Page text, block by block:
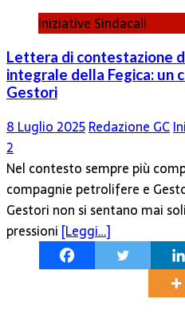
Iniziative Sindacali
Lettera di contestazione
integrale della Fegica: un
Gestori
8 Luglio 2025Redazione GC
2
Nel contesto sempre più
compagnie petrolifere e
Gestori non si sentano mai
pressioni [Leggi…]